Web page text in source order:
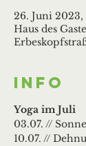
26. Juni 2023,
Haus des
Info
Yoga im Juli
03.07. //
10.07. //